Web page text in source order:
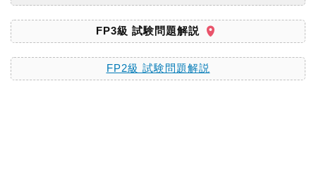
FP3級 試験問題解説
FP2級 試験問題解説